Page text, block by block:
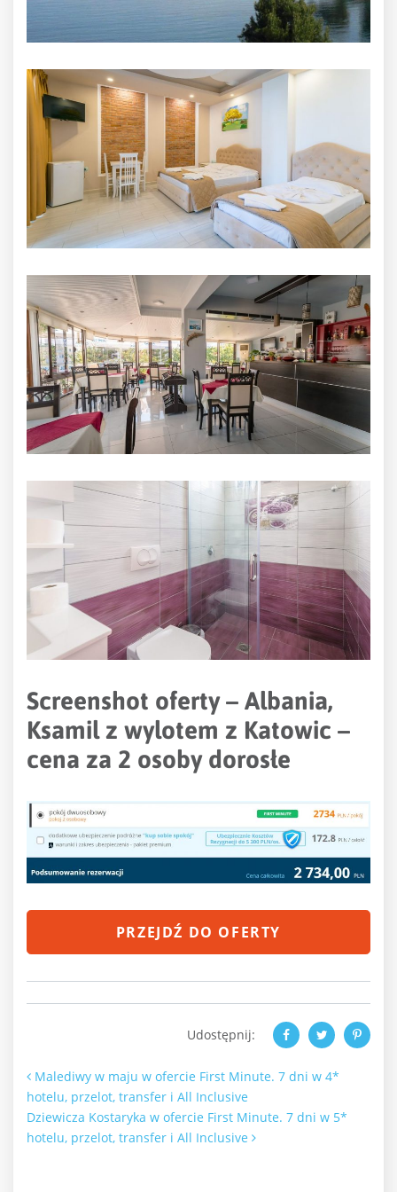
Screenshot oferty – Albania,
Ksamil z wylotem z Katowic –
cena za 2 osoby dorosłe
PRZEJDŹ DO OFERTY
Udostępnij:
Nawigacja po artykułach
Malediwy w maju w ofercie First Minute. 7 dni w 4*
hotelu, przelot, transfer i All Inclusive
Dziewicza Kostaryka w ofercie First Minute. 7 dni w 5*
hotelu, przelot, transfer i All Inclusive